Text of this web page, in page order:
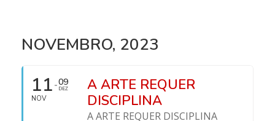
NOVEMBRO, 2023
11
NOV
09
DEZ
A ARTE REQUER
DISCIPLINA
A ARTE REQUER DISCIPLINA